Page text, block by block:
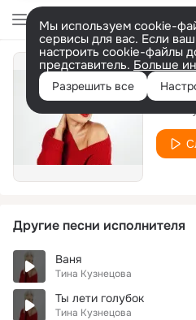
Мы используем cookie-
сервисы для вас. Если
настроить cookie-файлы
представитель. Больше
Разрешить все
Другие песни исполнителя
Ваня
Тина Кузнецова
Ты лети голубок
Тина Кузнецова